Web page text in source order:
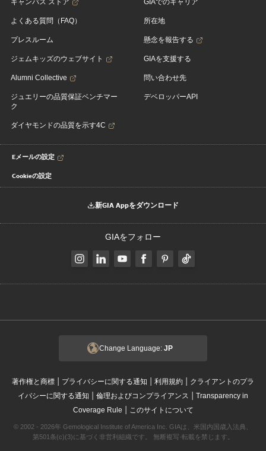
キャンパス ストア
よくある質問（FAQ）
プレスルーム
ジェムキッズのウェブサイト
Alumni Collective
ジュエリーの品質保証ベンチマー
ク
ダイヤモンドの品質を示す4C
GIAでのキャリア
所在地
懸念を報告する
GIAを支援する
問い合わせ先
デベロッパーAPI
Eメールの設定
Cookieの設定
新GIA Appをダウンロード
GIAをフォロー
Change Language: JP
著作権と商標 | プライバシーに関する通知 | 利用規約 | クライアントのプラ
イバシーに関する通知 | 倫理およびコンプライアンス | Transparency in
Coverage Rule | このサイトについて
© 2002 - 2026年 Gemological Institute of America Inc. GIAは、米国内国歳入法典、
第501条(c)(3)に基づく非営利組織です。 無断複写·転載を禁じます。